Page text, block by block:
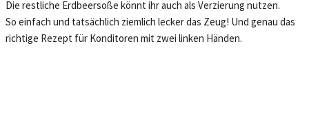
Die restliche Erdbeersoße könnt ihr auch als Verzierung nutzen.
So einfach und tatsächlich ziemlich lecker das Zeug! Und genau das
richtige Rezept für Konditoren mit zwei linken Händen.